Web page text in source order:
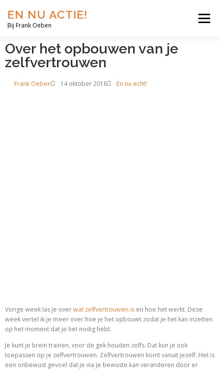
EN NU ACTIE!
Bij Frank Oeben
Menu
EN NU JIJ! EN NU WIJ! EN NU EERLIJK!
Over het opbouwen van je
zelfvertrouwen
Frank Oeben 14 oktober 2018 En nu echt!
Vorige week las je overwat zelfvertrouwen is en hoe het werkt. Deze
week vertel ik je meer over hoe je het opbouwt zodat je het kan inzetten
op het moment dat je het nodig hebt.
Je kunt je brein trainen, voor de gek houden zelfs. Dat kun je ook
toepassen op je zelfvertrouwen. Zelfvertrouwen komt vanuit jezelf. Het is
een onbewust gevoel dat je via je bewuste kan veranderen door er